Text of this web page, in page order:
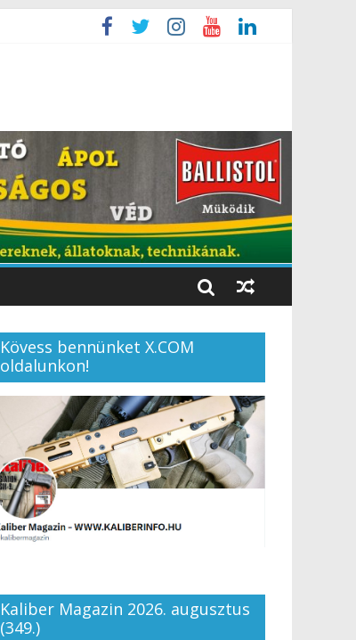
Kövess bennünket X.COM
oldalunkon!
Kaliber Magazin 2026. augusztus
(349.)